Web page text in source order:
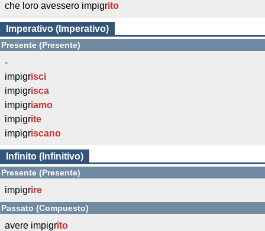
che loro avessero impigrito
Imperativo (Imperativo)
Presente (Presente)
-
impigrisci
impigrisca
impigriamo
impigrite
impigriscano
Infinito (Infinitivo)
Presente (Presente)
impigrire
Passato (Compuesto)
avere impigrito